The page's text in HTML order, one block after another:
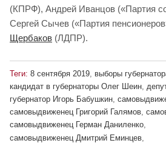
(КПРФ), Андрей Иванцов («Партия
Сергей Сычев («Партия
Щербаков (ЛДПР).
Теги: 8 сентября 2019, выборы
кандидат в губернаторы Олег Шеин,
губернатор Игорь Бабушкин,
самовыдвиженец Григорий Галямов,
самовыдвиженец Герман Даниленко,
самовыдвиженец Дмитрий Еминцев